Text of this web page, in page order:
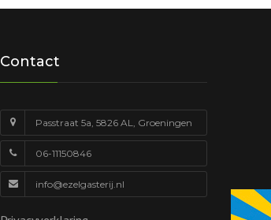
Contact
Passtraat 5a, 5826 AL, Groeningen
06-11150846
info@ezelgasterij.nl